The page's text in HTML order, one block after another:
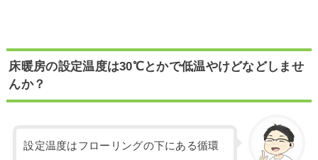
床暖房の設定温度は30℃とかで低温やけどなどしませ
んか？
設定温度はフローリングの下にある循環